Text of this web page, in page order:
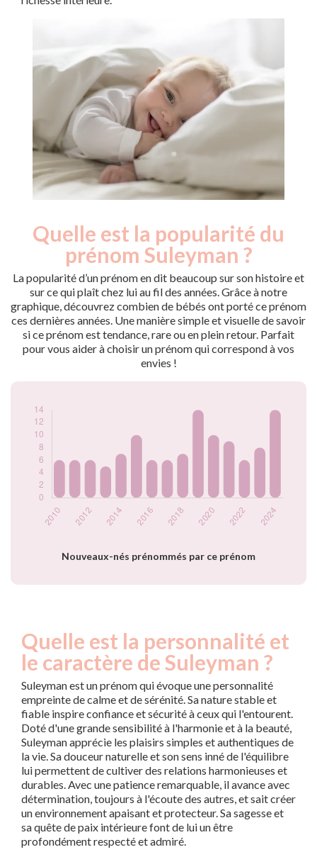
Quelle est la popularité du
prénom Suleyman ?
La popularité d’un prénom en dit beaucoup sur son histoire et
sur ce qui plaît chez lui au fil des années. Grâce à notre
graphique, découvrez combien de bébés ont porté ce prénom
ces dernières années. Une manière simple et visuelle de savoir
si ce prénom est tendance, rare ou en plein retour. Parfait
pour vous aider à choisir un prénom qui correspond à vos
envies !
Nouveaux-nés prénommés par ce prénom
Popularité du
prénom Suleyman
Année
Nouveaux-
nés
2011
6
2012
6
2013
5
2014
7
2015
10
2016
6
2020
2021
Quelle est la personnalité et
le caractère de Suleyman ?
Suleyman est un prénom qui évoque une personnalité
empreinte de calme et de sérénité. Sa nature stable et
fiable inspire confiance et sécurité à ceux qui l'entourent.
Doté d'une grande sensibilité à l'harmonie et à la beauté,
Suleyman apprécie les plaisirs simples et authentiques de
la vie. Sa douceur naturelle et son sens inné de l'équilibre
lui permettent de cultiver des relations harmonieuses et
durables. Avec une patience remarquable, il avance avec
détermination, toujours à l'écoute des autres, et sait créer
un environnement apaisant et protecteur. Sa sagesse et
sa quête de paix intérieure font de lui un être
profondément respecté et admiré.